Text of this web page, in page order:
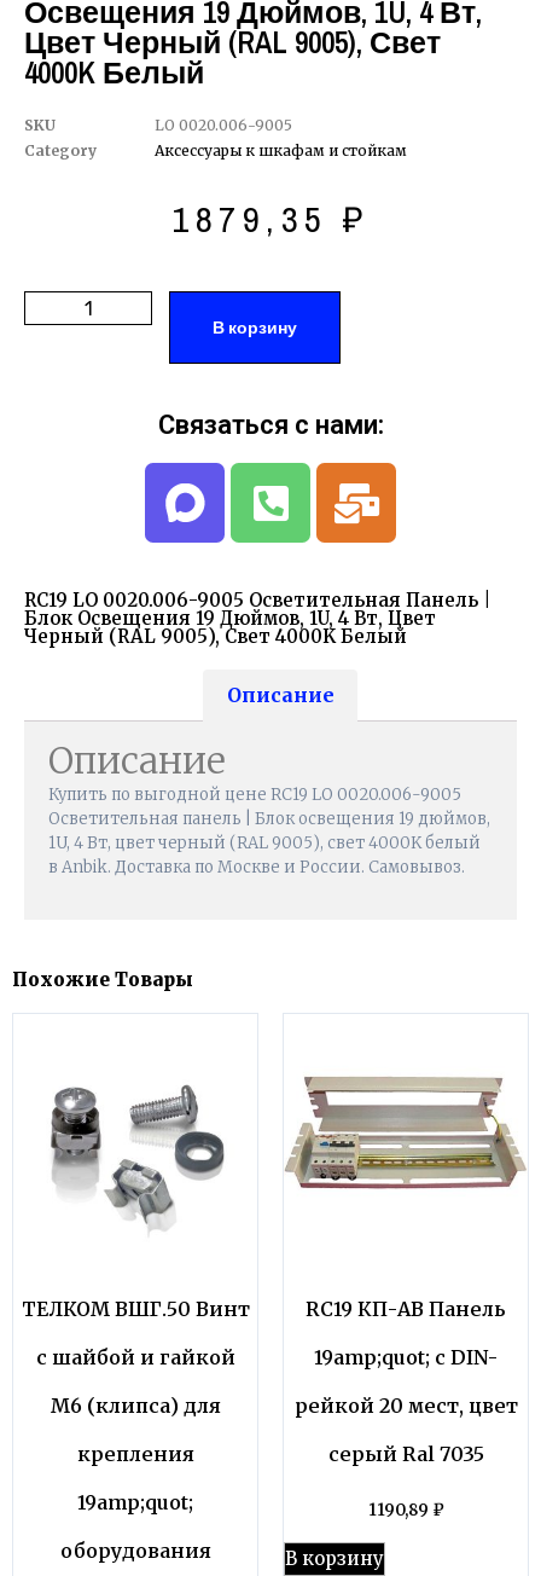
Освещения 19 Дюймов, 1U, 4 Вт,
Цвет Черный (RAL 9005), Свет
4000K Белый
SKU
LO 0020.006-9005
Category
Аксессуары к шкафам и стойкам
1879,35 ₽
В корзину
RC19 LO 0020.006-9005 Осветительная Панель |
Блок Освещения 19 Дюймов, 1U, 4 Вт, Цвет
Черный (RAL 9005), Свет 4000K Белый
Описание
Описание
Купить по выгодной цене RC19 LO 0020.006-9005
Осветительная панель | Блок освещения 19 дюймов,
1U, 4 Вт, цвет черный (RAL 9005), свет 4000K белый
в Anbik. Доставка по Москве и России. Самовывоз.
Связаться с нами:
Похожие Товары
ТЕЛКОМ ВШГ.50 Винт
с шайбой и гайкой
M6 (клипса) для
крепления
19amp;quot;
оборудования
RC19 КП-АВ Панель
19amp;quot; с DIN-
рейкой 20 мест, цвет
серый Ral 7035
1190,89 ₽
В корзину